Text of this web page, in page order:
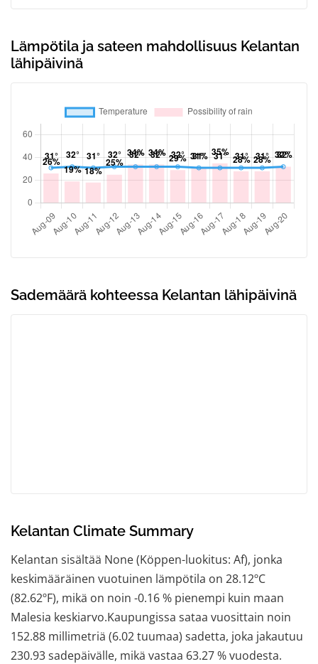
Lämpötila ja sateen mahdollisuus Kelantan
lähipäivinä
Sademäärä kohteessa Kelantan lähipäivinä
Kelantan Climate Summary
Kelantan sisältää None (Köppen-luokitus: Af), jonka
keskimääräinen vuotuinen lämpötila on 28.12ºC
(82.62ºF), mikä on noin -0.16 % pienempi kuin maan
Malesia keskiarvo.Kaupungissa sataa vuosittain noin
152.88 millimetriä (6.02 tuumaa) sadetta, joka jakautuu
230.93 sadepäivälle, mikä vastaa 63.27 % vuodesta.